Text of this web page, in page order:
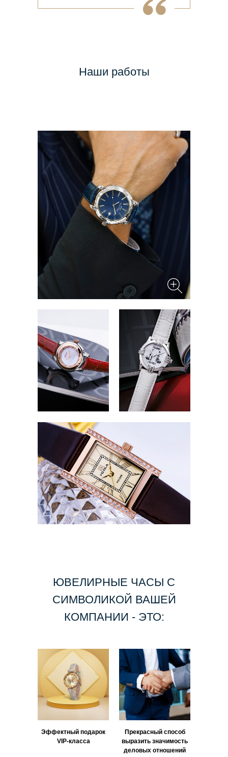
Наши работы
ЮВЕЛИРНЫЕ ЧАСЫ С
СИМВОЛИКОЙ ВАШЕЙ
КОМПАНИИ - ЭТО:
Эффектный подарок
VIP‑класса
Прекрасный способ
выразить значимость
деловых отношений